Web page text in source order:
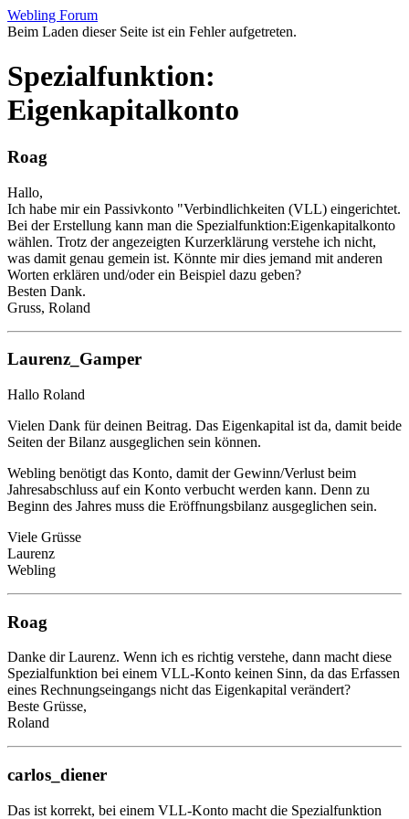
Webling Forum
Beim Laden dieser Seite ist ein Fehler aufgetreten.
Spezialfunktion:
Eigenkapitalkonto
Roag
Hallo,
Ich habe mir ein Passivkonto "Verbindlichkeiten (VLL) eingerichtet.
Bei der Erstellung kann man die Spezialfunktion:Eigenkapitalkonto
wählen. Trotz der angezeigten Kurzerklärung verstehe ich nicht,
was damit genau gemein ist. Könnte mir dies jemand mit anderen
Worten erklären und/oder ein Beispiel dazu geben?
Besten Dank.
Gruss, Roland
Laurenz_Gamper
Hallo Roland
Vielen Dank für deinen Beitrag. Das Eigenkapital ist da, damit beide
Seiten der Bilanz ausgeglichen sein können.
Webling benötigt das Konto, damit der Gewinn/Verlust beim
Jahresabschluss auf ein Konto verbucht werden kann. Denn zu
Beginn des Jahres muss die Eröffnungsbilanz ausgeglichen sein.
Viele Grüsse
Laurenz
Webling
Roag
Danke dir Laurenz. Wenn ich es richtig verstehe, dann macht diese
Spezialfunktion bei einem VLL-Konto keinen Sinn, da das Erfassen
eines Rechnungseingangs nicht das Eigenkapital verändert?
Beste Grüsse,
Roland
carlos_diener
Das ist korrekt, bei einem VLL-Konto macht die Spezialfunktion